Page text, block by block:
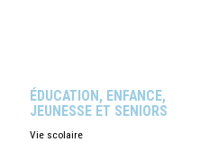
ÉDUCATION, ENFANCE,
JEUNESSE ET SENIORS
Vie scolaire